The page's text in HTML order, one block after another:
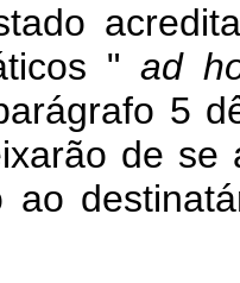
"ad
5
de
ao